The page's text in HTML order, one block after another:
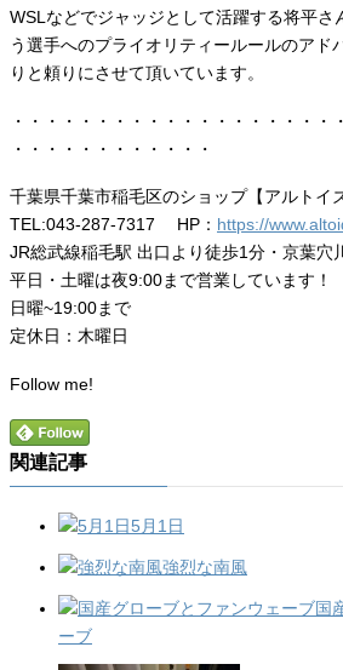
WSLなどでジャッジとして活躍する将平さ
う選手へのプライオリティールールのアド
りと頼りにさせて頂いています。
・・・・・・・・・・・・・・・・・・・
・・・・・・・・・・・・
千葉県千葉市稲毛区のショップ【アルトイ
TEL:043-287-7317 HP： https://
JR総武線稲毛駅 出口より徒歩1分・京葉穴
平日・土曜は夜9:00まで営業しています！
日曜~19:00まで
定休日：木曜日
Follow me!
関連記事
5月1日
強烈な南風
国
ーブ